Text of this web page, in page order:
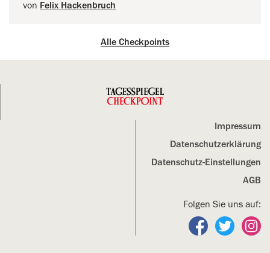
von Felix Hackenbruch
Alle Checkpoints
Impressum
Datenschutz­erklärung
Datenschutz-Einstellungen
AGB
Folgen Sie uns auf:
Folgen Sie